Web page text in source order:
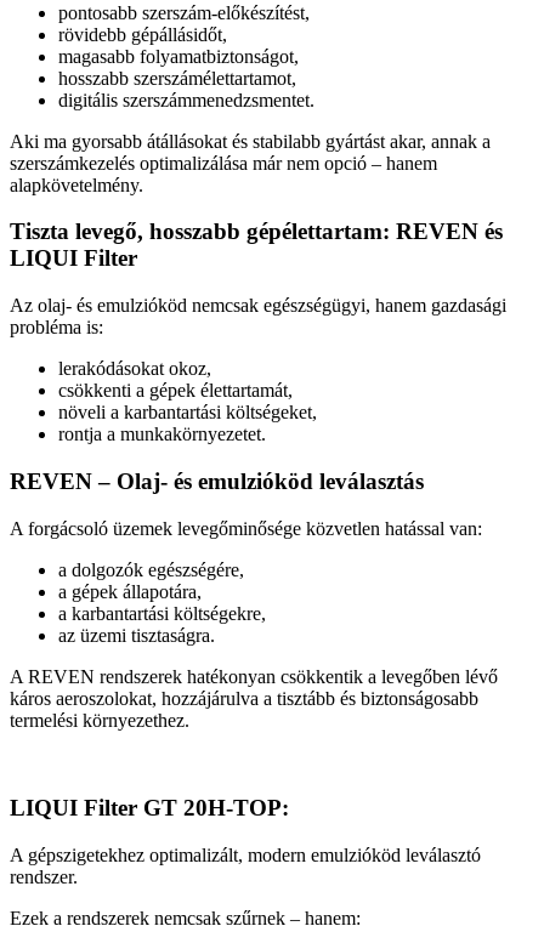
pontosabb szerszám-előkészítést,
rövidebb gépállásidőt,
magasabb folyamatbiztonságot,
hosszabb szerszámélettartamot,
digitális szerszámmenedzsmentet.
Aki ma gyorsabb átállásokat és stabilabb gyártást akar, annak a
szerszámkezelés optimalizálása már nem opció – hanem
alapkövetelmény.
Tiszta levegő, hosszabb gépélettartam: REVEN és
LIQUI Filter
Az olaj- és emulzióköd nemcsak egészségügyi, hanem gazdasági
probléma is:
lerakódásokat okoz,
csökkenti a gépek élettartamát,
növeli a karbantartási költségeket,
rontja a munkakörnyezetet.
REVEN – Olaj- és emulzióköd leválasztás
A forgácsoló üzemek levegőminősége közvetlen hatással van:
a dolgozók egészségére,
a gépek állapotára,
a karbantartási költségekre,
az üzemi tisztaságra.
A REVEN rendszerek hatékonyan csökkentik a levegőben lévő
káros aeroszolokat, hozzájárulva a tisztább és biztonságosabb
termelési környezethez.
LIQUI Filter GT 20H-TOP:
A gépszigetekhez optimalizált, modern emulzióköd leválasztó
rendszer.
Ezek a rendszerek nemcsak szűrnek – hanem: